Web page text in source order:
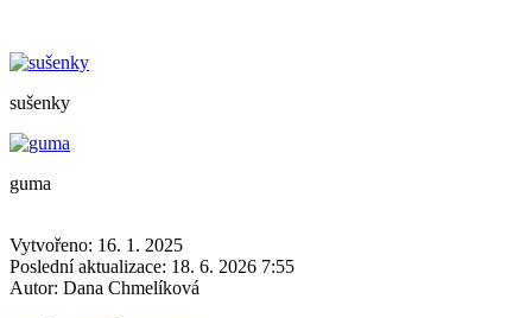
sušenky
guma
Vytvořeno: 16. 1. 2025
Poslední aktualizace: 18. 6. 2026 7:55
Autor: Dana Chmelíková